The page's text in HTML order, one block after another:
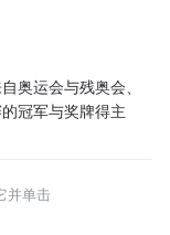
奥运会与残奥会、
冠军与奖牌得主
并单击